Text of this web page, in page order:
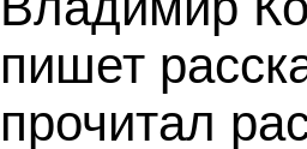
пишет
прочитал